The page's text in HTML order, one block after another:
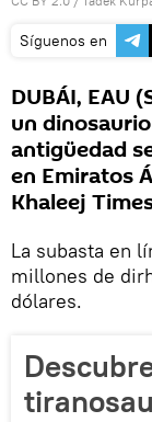
Síguenos en
DUBÁI, EAU
un
antigüedad
en Emiratos
Khaleej
La subasta en
millones de
dólares.